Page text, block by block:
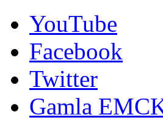
YouTube
Facebook
Twitter
Gamla